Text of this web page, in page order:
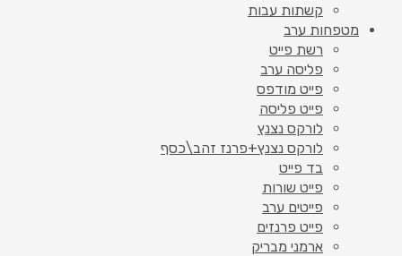
קשתות עבות
מטפחות ערב
רשת פייט
פליסה ערב
פייט מודפס
פייט פליסה
לורקס נצנץ
לורקס נצנץ+פרנז זהב\כסף
בד פייט
פייט שורות
פייטים ערב
פייט פרנזים
ארמני מבריק